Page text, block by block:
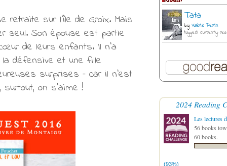
retraite sur l’île de Groix. Mais
seul. Son épouse est partie
de leurs enfants. Il n’a
la défensive et une fille
surprises – car il n’est
on s’aime !
Tata
by Valérie Perrin
tagged: currently-
2024 Reading
Les lectures
56 books
60 books.
(93%)